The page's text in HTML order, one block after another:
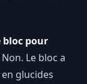
bloc pour
Non. Le bloc a
glucides